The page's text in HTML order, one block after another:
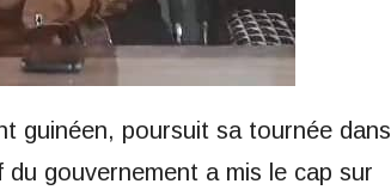
guinéen, poursuit sa tournée dans
gouvernement a mis le cap sur